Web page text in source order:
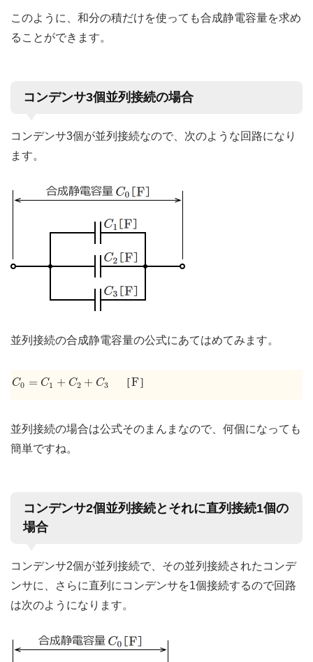
このように、和分の積だけを使っても合成静電容量を求め
ることができます。
コンデンサ3個並列接続の場合
コンデンサ3個が並列接続なので、次のような回路になり
ます。
並列接続の合成静電容量の公式にあてはめてみます。
C0 = C1 + C2 + C3
C0 C1+ C 2+C 3 ［F
F］
並列接続の場合は公式そのまんまなので、何個になっても
簡単ですね。
コンデンサ2個並列接続とそれに直列接続1個の
場合
コンデンサ2個が並列接続で、その並列接続されたコンデ
ンサに、さらに直列にコンデンサを1個接続するので回路
は次のようになります。